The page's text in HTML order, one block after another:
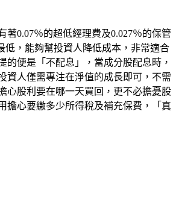
著0.07％的超低經理費及0.027％的保管
低，能夠幫投資人降低成本，非常適合
的便是「不配息」，當成分股配息時，
資人僅需專注在淨值的成長即可，不需
心股利要在哪一天買回，更不必擔憂股
擔心要繳多少所得稅及補充保費，「真